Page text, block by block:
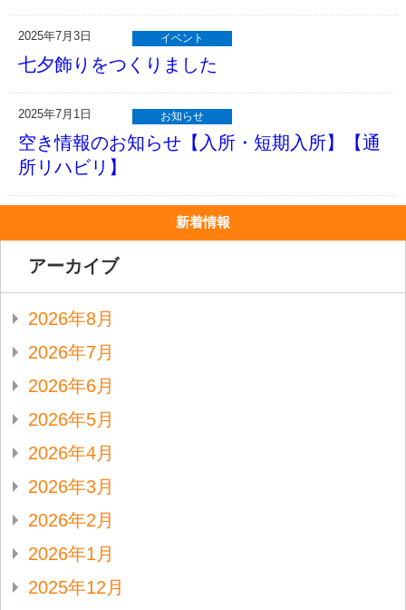
2025年7月3日 イベント
七夕飾りをつくりました
2025年7月1日 お知らせ
空き情報のお知らせ【入所・短期入所】【通
所リハビリ】
新着情報
アーカイブ
2026年8月
2026年7月
2026年6月
2026年5月
2026年4月
2026年3月
2026年2月
2026年1月
2025年12月